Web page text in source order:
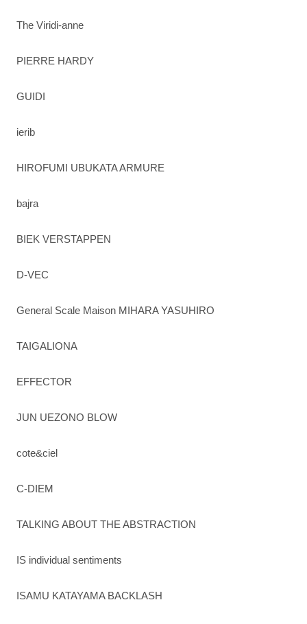
The Viridi-anne
PIERRE HARDY
GUIDI
ierib
HIROFUMI UBUKATA ARMURE
bajra
BIEK VERSTAPPEN
D-VEC
General Scale Maison MIHARA YASUHIRO
TAIGALIONA
EFFECTOR
JUN UEZONO BLOW
cote&ciel
C-DIEM
TALKING ABOUT THE ABSTRACTION
IS individual sentiments
ISAMU KATAYAMA BACKLASH